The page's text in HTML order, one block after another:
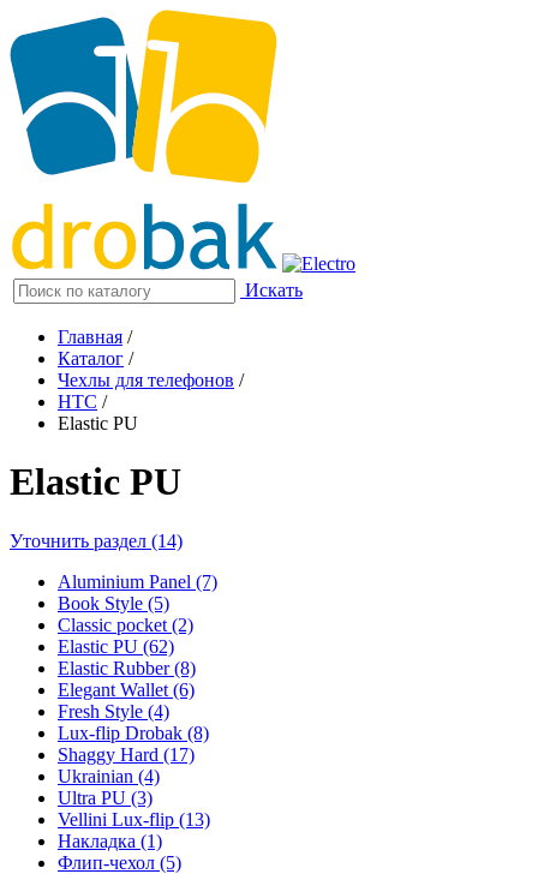
Искать
Главная /
Каталог /
Чехлы для телефонов /
HTC /
Elastic PU
Elastic PU
Уточнить раздел (14)
Aluminium Panel (7)
Book Style (5)
Classic pocket (2)
Elastic PU (62)
Elastic Rubber (8)
Elegant Wallet (6)
Fresh Style (4)
Lux-flip Drobak (8)
Shaggy Hard (17)
Ukrainian (4)
Ultra PU (3)
Vellini Lux-flip (13)
Накладка (1)
Флип-чехол (5)